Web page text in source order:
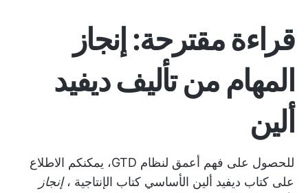
قراءة مقترحة: إنجاز
المهام من تأليف ديفيد
ألين
للحصول على فهم أعمق لنظام GTD، يمكنكم الاطلاع
على كتاب ديفيد ألين الأساسي كتاب الإنتاجية ،إنجاز